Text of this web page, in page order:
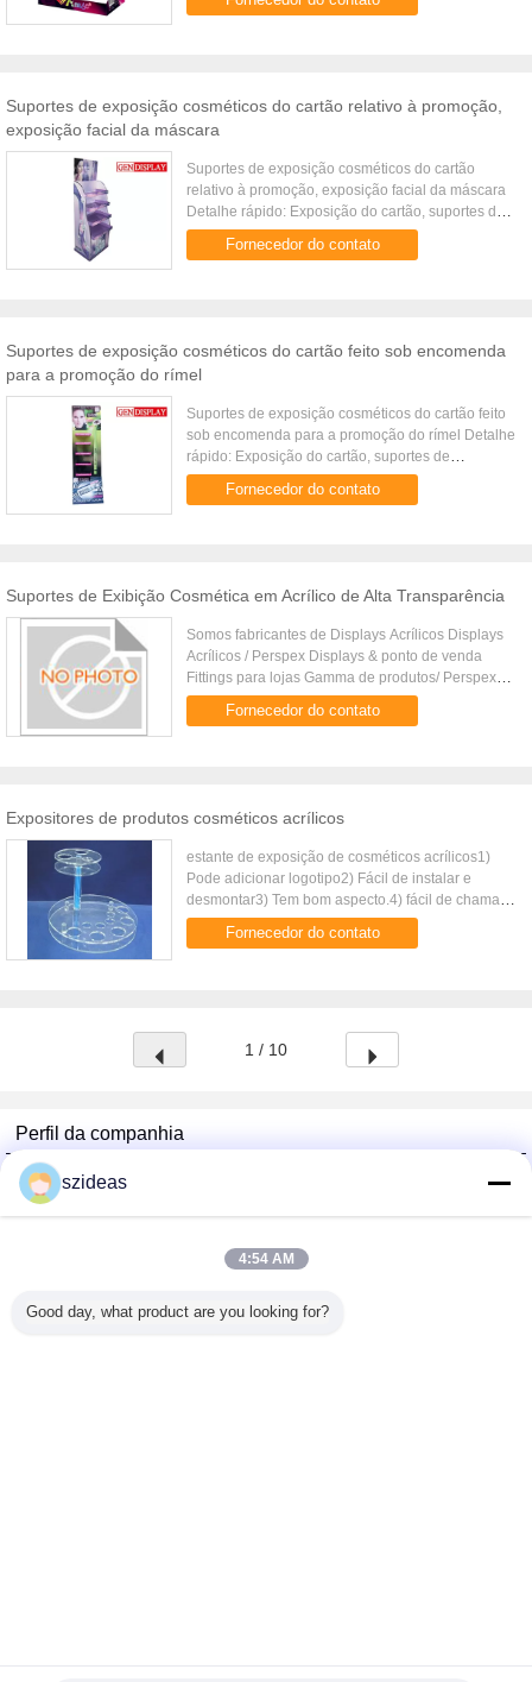
100% recicl o ...
Suportes de exposição cosméticos do cartão relativo à promoção,
exposição facial da máscara
Suportes de exposição cosméticos do cartão
relativo à promoção, exposição facial da máscara
Detalhe rápido: Exposição do cartão, suportes de
exposição do cartão Característica: 100% recicl o
material, cartão ...
Fornecedor do contato
Suportes de exposição cosméticos do cartão feito sob encomenda
para a promoção do rímel
Suportes de exposição cosméticos do cartão feito
sob encomenda para a promoção do rímel Detalhe
rápido: Exposição do cartão, suportes de
exposição do cartão Característica: 100% recicl o
material, cartão eco...
Fornecedor do contato
Suportes de Exibição Cosmética em Acrílico de Alta Transparência
Somos fabricantes de Displays Acrílicos Displays
Acrílicos / Perspex Displays & ponto de venda
Fittings para lojas Gamma de produtos/ Perspex
Displays & Point of Sale Fittings para lojas Perspex
Estandes de ...
Fornecedor do contato
Expositores de produtos cosméticos acrílicos
estante de exposição de cosméticos acrílicos1)
Pode adicionar logotipo2) Fácil de instalar e
desmontar3) Tem bom aspecto.4) fácil de chamar
a atençãoestante de exposição de cosméticos
acrílicos1Material: acr...
Fornecedor do contato
1 / 10
Perfil da companhia
China Acrylic Product Online Market
Fornecedores Verified
Verified Suplier
szideas
4:54 AM
Good day, what product are you looking for?